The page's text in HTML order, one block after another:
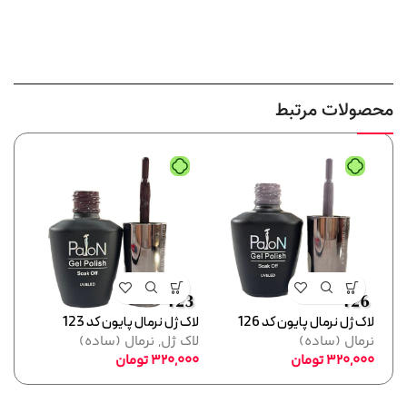
محصولات مرتبط
لاک ژل نرمال پایون کد 126
نرمال (ساده)
320,000تومان
لاک ژل نرمال پایون کد 123
لاک ژل, نرمال (ساده)
320,000تومان